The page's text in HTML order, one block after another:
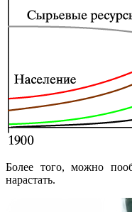
Более того, можно
нарастать.